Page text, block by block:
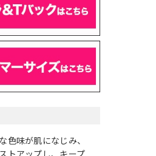
色味が肌になじみ、
トアップし、キープ